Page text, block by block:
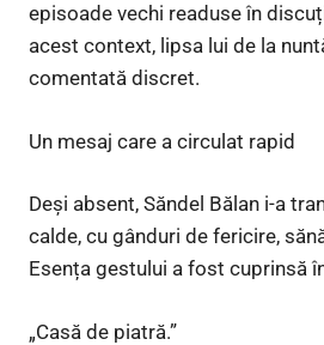
episoade vechi readuse în
acest context, lipsa lui de la
comentată discret.
Un mesaj care a circulat rapid
Deși absent, Săndel Bălan i-a
calde, cu gânduri de fericire,
Esența gestului a fost cuprinsă
„Casă de piatră.”